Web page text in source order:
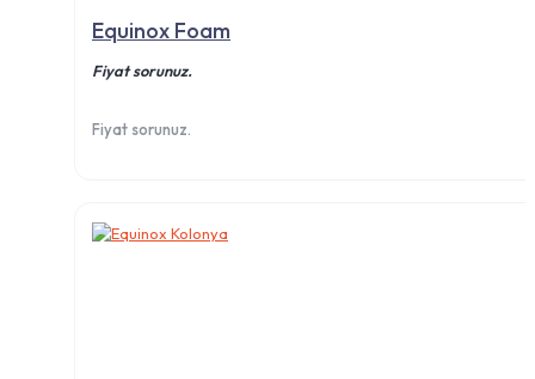
Equinox Foam
Fiyat sorunuz.
Fiyat sorunuz.